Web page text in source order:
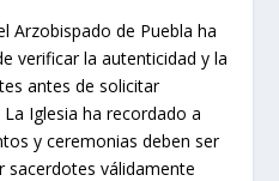
Arzobispado de Puebla ha
verificar la autenticidad y la
antes de solicitar
Iglesia ha recordado a
y ceremonias deben ser
sacerdotes válidamente